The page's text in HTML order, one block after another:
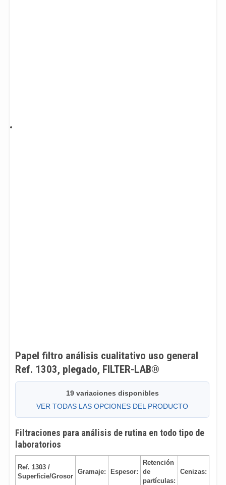
Papel filtro análisis cualitativo uso general
Ref. 1303, plegado, FILTER-LAB®
19 variaciones disponibles
VER TODAS LAS OPCIONES DEL PRODUCTO
Filtraciones para análisis de rutina en todo tipo de
laboratorios
Ref. 1303 /
Superficie/Grosor
Gramaje: Espesor:
Retención
de
partículas:
Cenizas: